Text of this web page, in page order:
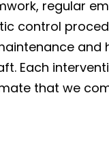
regular
control
and
Each
that we